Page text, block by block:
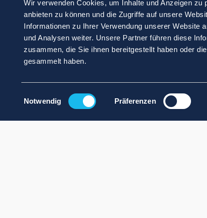
Wir verwenden Cookies, um Inhalte und Anzeigen
anbieten zu können und die Zugriffe auf unsere
Informationen zu Ihrer Verwendung unserer Website
und Analysen weiter. Unsere Partner führen diese
zusammen, die Sie ihnen bereitgestellt haben oder
gesammelt haben.
Einwilligungsauswahl
Notwendig Präferenzen